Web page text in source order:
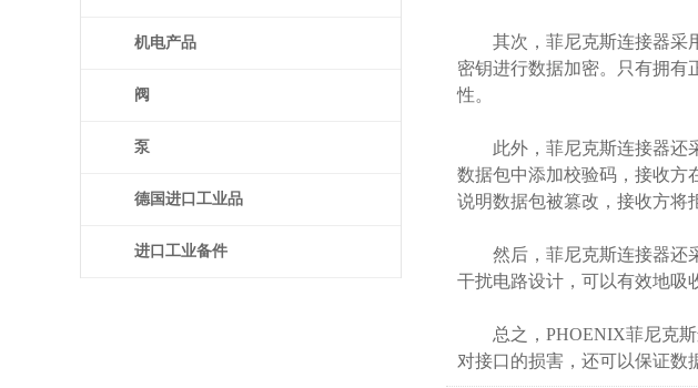
机电产品
阀
泵
德国进口工业品
进口工业备件
其次，菲尼克斯连接器采用
密钥进行数据加密。只有拥有
性。
此外，菲尼克斯连接器还采
数据包中添加校验码，接收方
说明数据包被篡改，接收方将
然后，菲尼克斯连接器还采
干扰电路设计，可以有效地吸
总之，PHOENIX菲尼克斯
对接口的损害，还可以保证数